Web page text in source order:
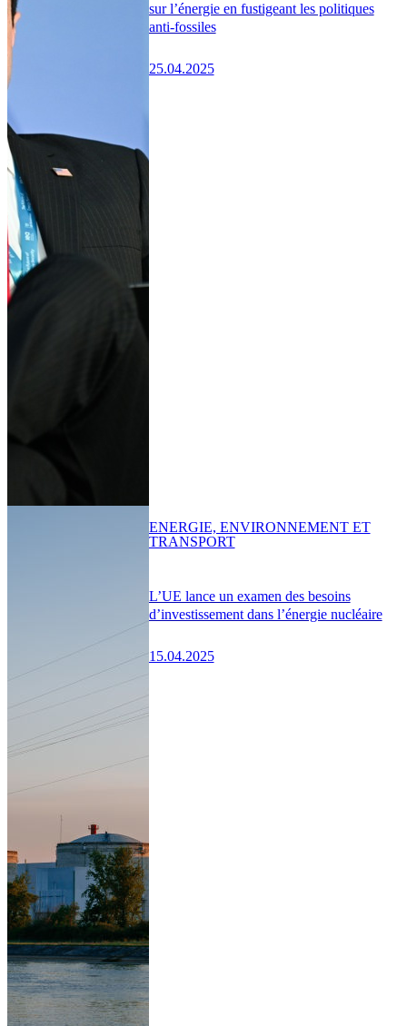
sur l’énergie en fustigeant les politiques
anti-fossiles
25.04.2025
L’UE lance un examen des besoins
d’investissement dans l’énergie nucléaire
15.04.2025
ENERGIE, ENVIRONNEMENT ET
TRANSPORT